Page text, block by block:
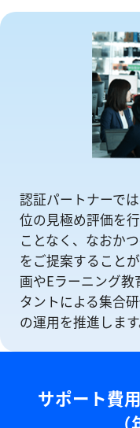
認証パートナーで
位の⾒極め評価を
ことなく、なおか
をご提案すること
画やEラーニング
タントによる集合
の運⽤を推進します
サポート費